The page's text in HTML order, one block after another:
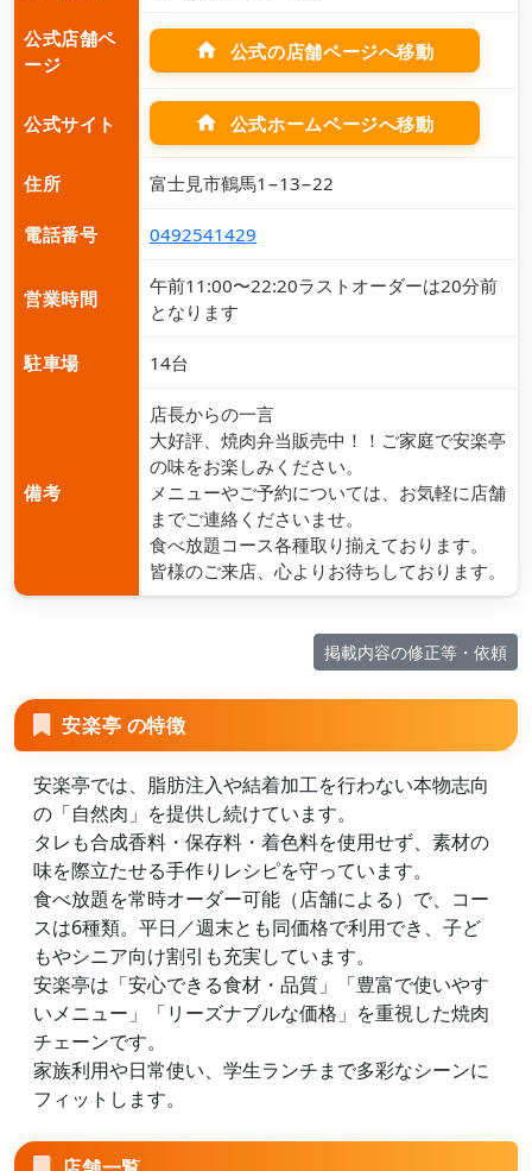
公式店舗ペ
ージ
home 公式の店舗ページへ移動
公式サイト home 公式ホームページへ移動
住所 富士見市鶴馬1−13−22
電話番号 0492541429
営業時間
午前11:00〜22:20ラストオーダーは20分前
となります
駐車場 14台
備考
店長からの一言
大好評、焼肉弁当販売中！！ご家庭で安楽亭
の味をお楽しみください。
メニューやご予約については、お気軽に店舗
までご連絡くださいませ。
食べ放題コース各種取り揃えております。
皆様のご来店、心よりお待ちしております。
掲載内容の修正等・依頼
安楽亭 の特徴
安楽亭では、脂肪注入や結着加工を行わない本物志向
の「自然肉」を提供し続けています。
タレも合成香料・保存料・着色料を使用せず、素材の
味を際立たせる手作りレシピを守っています。
食べ放題を常時オーダー可能（店舗による）で、コー
スは6種類。平日／週末とも同価格で利用でき、子ど
もやシニア向け割引も充実しています。
安楽亭は「安心できる食材・品質」「豊富で使いやす
いメニュー」「リーズナブルな価格」を重視した焼肉
チェーンです。
家族利用や日常使い、学生ランチまで多彩なシーンに
フィットします。